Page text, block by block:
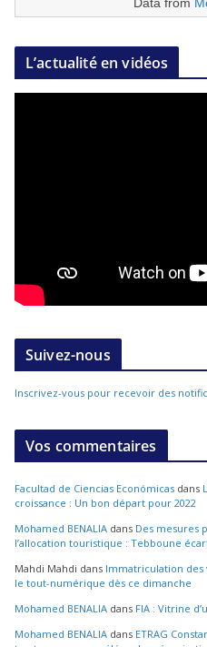
L’actualité en vidéos
Suivez-nous
Inscrivez-vous pour recevoir des
Vos commentaires
Facultad de Ciencias Económicas dans
croissance : Un bon départ pour 2022
Mohamed BENALIA dans Des mesures
l’allocation touristique : Tebboune
Mahdi Mahdi dans Immatriculation des
le tout-numérique dès ce dimanche
Mohamed BENALIA dans FIA : Vitrine
Mohamed BENALIA dans ETRAG